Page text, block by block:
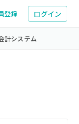
登録 ログイン
計システム